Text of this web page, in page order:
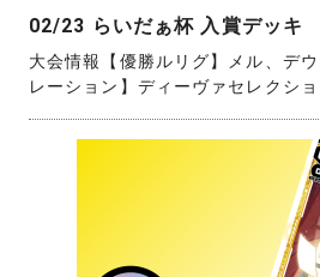
02/23 らいだぁ杯 入賞デッキ
大会情報【優勝ルリグ】メル、デ
レーション】ディーヴァセレクシ